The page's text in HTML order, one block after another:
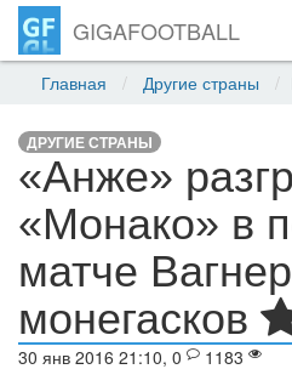
GIGAFOOTBALL
Главная Другие страны
ДРУГИЕ СТРАНЫ
«Анже»
«Монако» в
матче
монегасков
30 янв 2016 21:10, 0 1183